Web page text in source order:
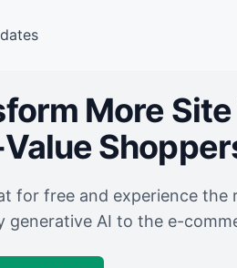
More
for free and experience the
generative AI to the e-